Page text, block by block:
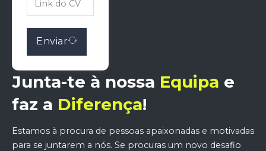
Junta-te à nossa Equipa e
faz a Diferença!
Estamos à procura de pessoas apaixonadas e motivadas
para se juntarem a nós. Se procuras um novo desafio
Enviar